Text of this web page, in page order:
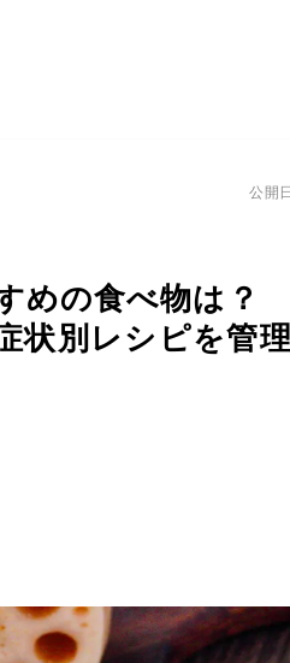
めの食べ物は？
状別レシピを管
公開